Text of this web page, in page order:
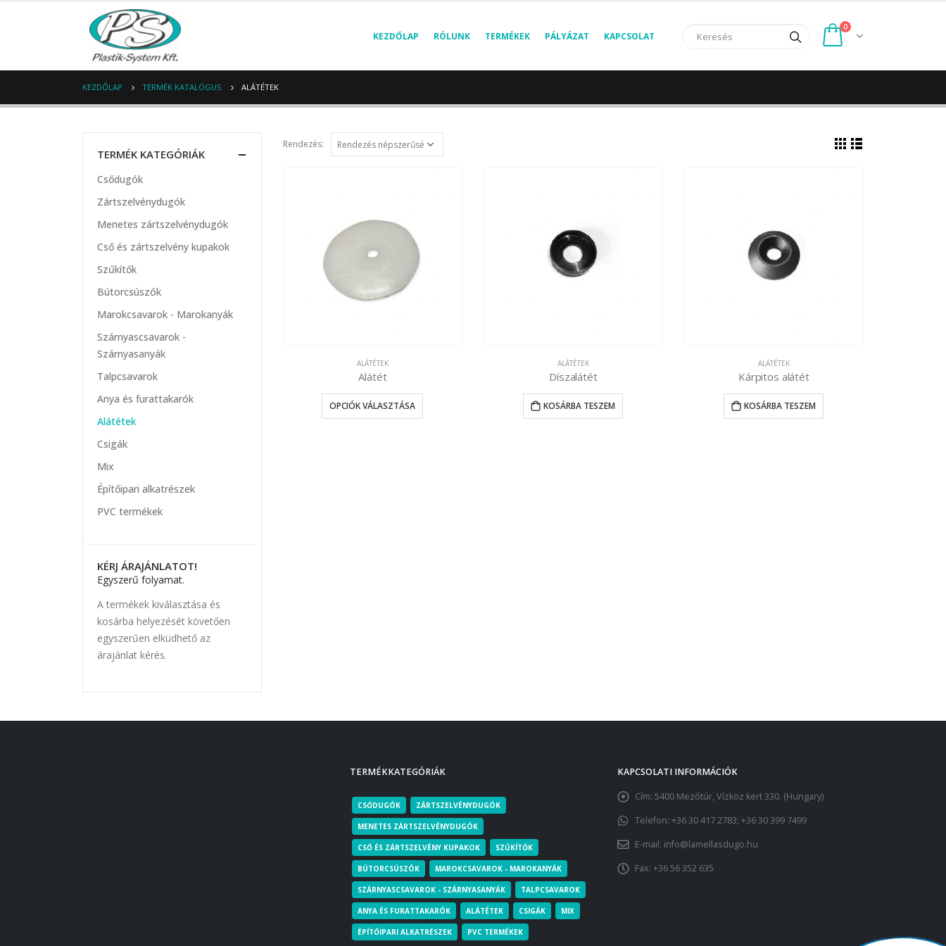
KEZDŐLAP RÓLUNK TERMÉKEK PÁLYÁZAT KAPCSOLAT
0
KEZDŐLAP TERMÉK KATALÓGUS ALÁTÉTEK
Rendezés:
ALÁTÉTEK
Alátét
OPCIÓK VÁLASZTÁSA
ALÁTÉTEK
Díszalátét
KOSÁRBA TESZEM
ALÁTÉTEK
Kárpitos alátét
KOSÁRBA TESZEM
TERMÉK KATEGÓRIÁK
Csődugók
Zártszelvénydugók
Menetes zártszelvénydugók
Cső és zártszelvény kupakok
Szűkítők
Bútorcsúszók
Marokcsavarok - Marokanyák
Szárnyascsavarok -
Szárnyasanyák
Talpcsavarok
Anya és furattakarók
Alátétek
Csigák
Mix
Építőipari alkatrészek
PVC termékek
KÉRJ ÁRAJÁNLATOT!
Egyszerű folyamat.
A termékek kiválasztása és
kosárba helyezését követően
egyszerűen elküdhető az
árajánlat kérés.
TERMÉKKATEGÓRIÁK
CSŐDUGÓK ZÁRTSZELVÉNYDUGÓK
MENETES ZÁRTSZELVÉNYDUGÓK
CSŐ ÉS ZÁRTSZELVÉNY KUPAKOK SZŰKÍTŐK
BÚTORCSÚSZÓK MAROKCSAVAROK - MAROKANYÁK
SZÁRNYASCSAVAROK - SZÁRNYASANYÁK TALPCSAVAROK
ANYA ÉS FURATTAKARÓK ALÁTÉTEK CSIGÁK MIX
ÉPÍTŐIPARI ALKATRÉSZEK PVC TERMÉKEK
KAPCSOLATI INFORMÁCIÓK
Cím: 5400 Mezőtúr, Vízköz kert 330. (Hungary)
Telefon: +36 30 417 2783; +36 30 399 7499
E-mail: info@lamellasdugo.hu
Fax: +36 56 352 635